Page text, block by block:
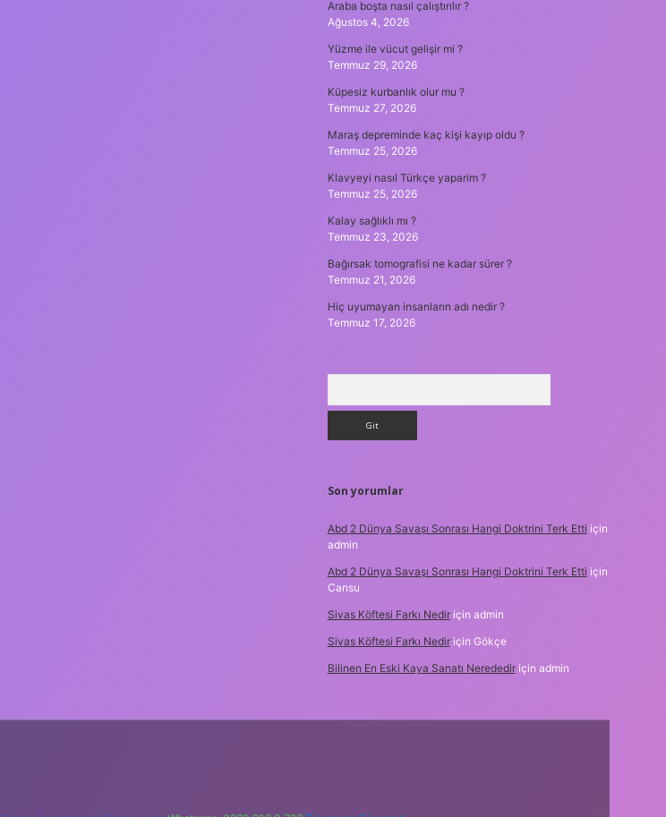
Araba boşta nasıl çalıştırılır ?
Ağustos 4, 2026
Yüzme ile vücut gelişir mi ?
Temmuz 29, 2026
Küpesiz kurbanlık olur mu ?
Temmuz 27, 2026
Maraş depreminde kaç kişi kayıp oldu ?
Temmuz 25, 2026
Klavyeyi nasıl Türkçe yaparim ?
Temmuz 25, 2026
Kalay sağlıklı mı ?
Temmuz 23, 2026
Bağırsak tomografisi ne kadar sürer ?
Temmuz 21, 2026
Hiç uyumayan insanların adı nedir ?
Temmuz 17, 2026
Son yorumlar
Abd 2 Dünya Savaşı Sonrası Hangi Doktrini Terk Etti için
admin
Abd 2 Dünya Savaşı Sonrası Hangi Doktrini Terk Etti için
Cansu
Sivas Köftesi Farkı Nediriçin admin
Sivas Köftesi Farkı Nediriçin Gökçe
Bilinen En Eski Kaya Sanatı Neredediriçin admin